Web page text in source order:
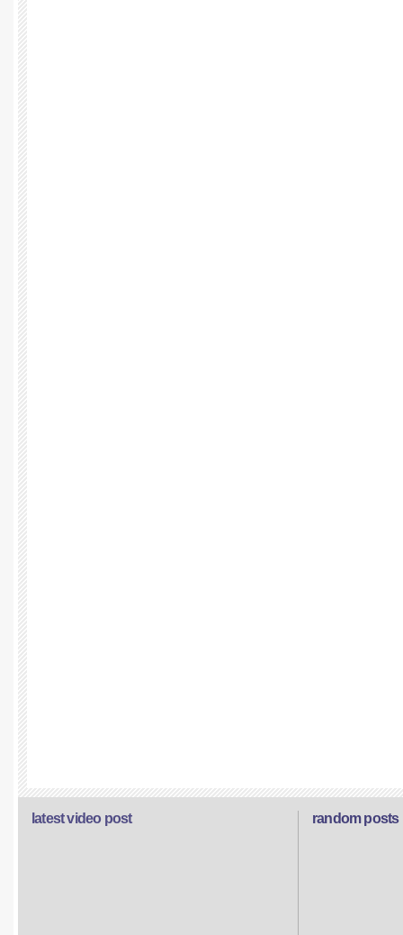
random posts
latest video post